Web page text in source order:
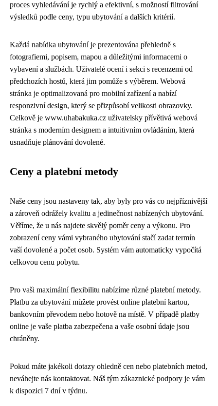
proces vyhledávání je rychlý a efektivní, s možností filtrování
výsledků podle ceny, typu ubytování a dalších kritérií.
Každá nabídka ubytování je prezentována přehledně s
fotografiemi, popisem, mapou a důležitými informacemi o
vybavení a službách. Uživatelé ocení i sekci s recenzemi od
předchozích hostů, která jim pomůže s výběrem. Webová
stránka je optimalizovaná pro mobilní zařízení a nabízí
responzivní design, který se přizpůsobí velikosti obrazovky.
Celkově je www.uhabakuka.cz uživatelsky přívětivá webová
stránka s moderním designem a intuitivním ovládáním, která
usnadňuje plánování dovolené.
Ceny a platební metody
Naše ceny jsou nastaveny tak, aby byly pro vás co nejpříznivější
a zároveň odrážely kvalitu a jedinečnost nabízených ubytování.
Věříme, že u nás najdete skvělý poměr ceny a výkonu. Pro
zobrazení ceny vámi vybraného ubytování stačí zadat termín
vaší dovolené a počet osob. Systém vám automaticky vypočítá
celkovou cenu pobytu.
Pro vaši maximální flexibilitu nabízíme různé platební metody.
Platbu za ubytování můžete provést online platební kartou,
bankovním převodem nebo hotově na místě. V případě platby
online je vaše platba zabezpečena a vaše osobní údaje jsou
chráněny.
Pokud máte jakékoli dotazy ohledně cen nebo platebních metod,
neváhejte nás kontaktovat. Náš tým zákaznické podpory je vám
k dispozici 7 dní v týdnu.